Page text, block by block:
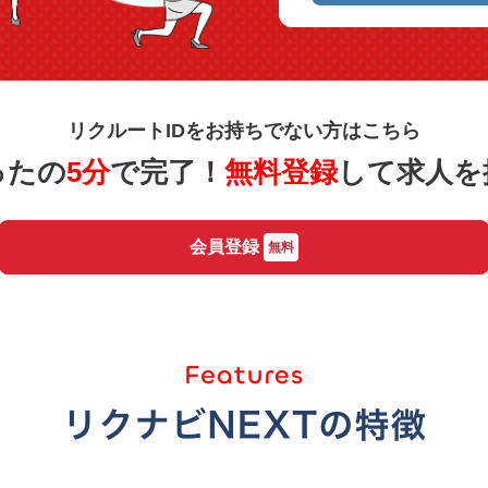
リクルートIDをお持ちでない方はこちら
の5分で完了！ 無料登録して求人
会員登録 無料